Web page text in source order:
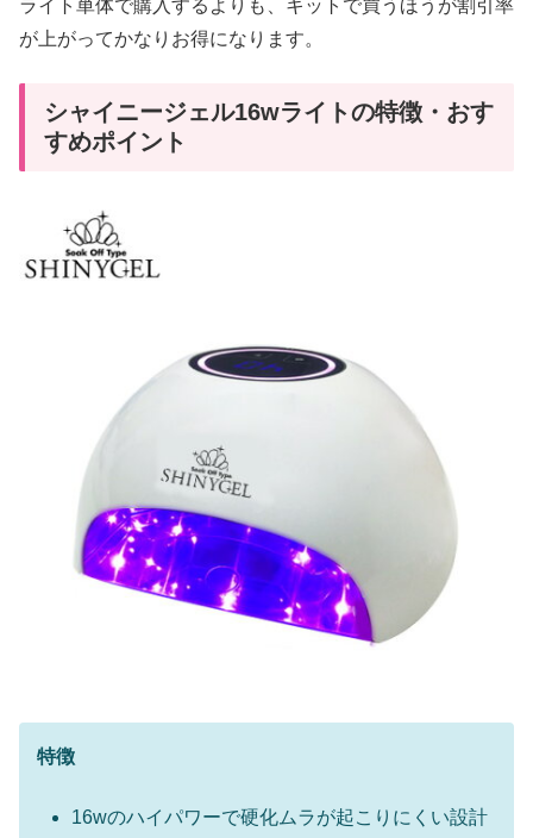
ライト単体で購入するよりも、キットで買うほうが割引率
が上がってかなりお得になります。
シャイニージェル16wライトの特徴・おす
すめポイント
特徴
16wのハイパワーで硬化ムラが起こりにくい設計